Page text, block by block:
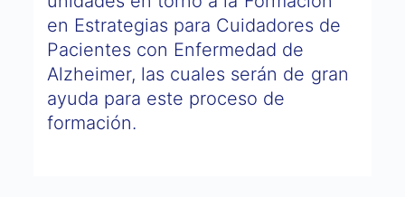
en Estrategias para Cuidadores de
Pacientes con Enfermedad de
Alzheimer, las cuales serán de gran
ayuda para este proceso de
formación.